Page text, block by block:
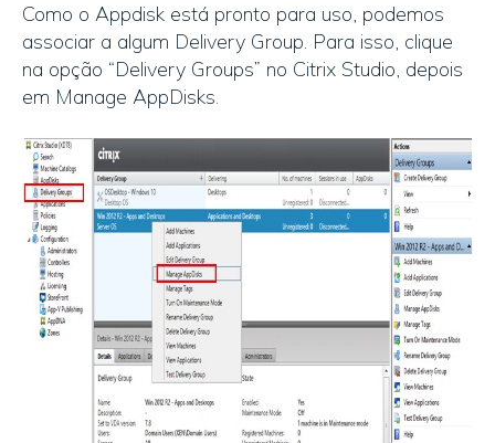
Como o Appdisk está pronto para uso, podemos
associar a algum Delivery Group. Para isso, clique
na opção “Delivery Groups” no Citrix Studio, depois
em Manage AppDisks.